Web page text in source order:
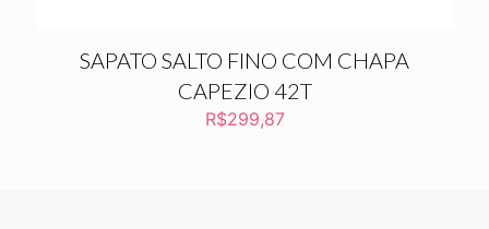
SAPATO SALTO FINO COM CHAPA
CAPEZIO 42T
R$299,87